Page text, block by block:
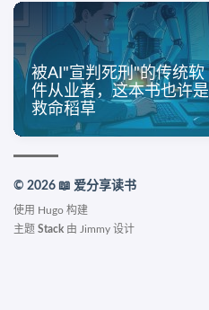
被AI"宣判死刑"的传统软
件从业者，这本书也许是
救命稻草
© 2026 📖 爱分享读书
使用 Hugo 构建
主题 Stack 由 Jimmy 设计